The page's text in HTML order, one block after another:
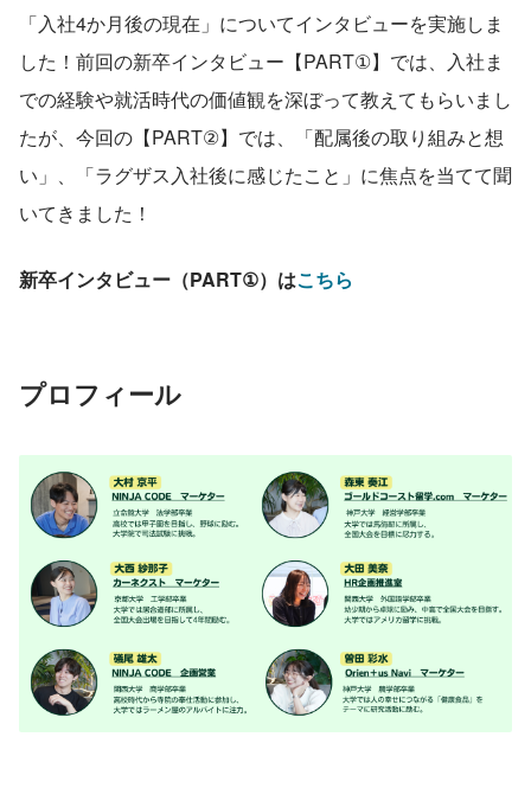
「入社4か月後の現在」についてインタビューを実施しま
した！前回の新卒インタビュー【PART①】では、入社ま
での経験や就活時代の価値観を深ぼって教えてもらいまし
たが、今回の【PART②】では、「配属後の取り組みと想
い」、「ラグザス入社後に感じたこと」に焦点を当てて聞
いてきました！
新卒インタビュー（PART①）はこちら
プロフィール